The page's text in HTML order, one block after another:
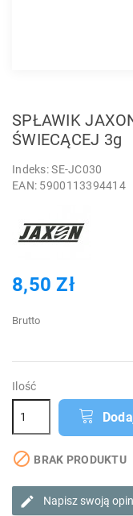
SPŁAWIK
ŚWIECĄCEJ 3g
Indeks: SE-JC030
EAN: 5900113394414
8,50 Zł
Brutto
Ilość
 BRAK PRODUKTU
Napisz swoją